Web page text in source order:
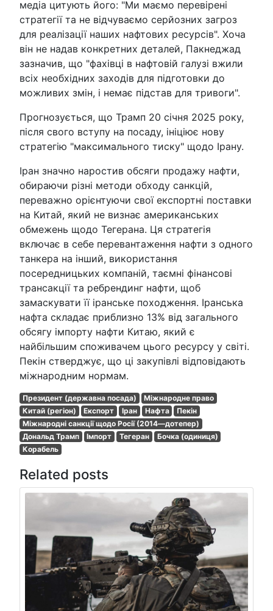
медіа цитують його: "Ми маємо перевірені
стратегії та не відчуваємо серйозних загроз
для реалізації наших нафтових ресурсів". Хоча
він не надав конкретних деталей, Пакнеджад
зазначив, що "фахівці в нафтовій галузі вжили
всіх необхідних заходів для підготовки до
можливих змін, і немає підстав для тривоги".
Прогнозується, що Трамп 20 січня 2025 року,
після свого вступу на посаду, ініціює нову
стратегію "максимального тиску" щодо Ірану.
Іран значно наростив обсяги продажу нафти,
обираючи різні методи обходу санкцій,
переважно орієнтуючи свої експортні поставки
на Китай, який не визнає американських
обмежень щодо Тегерана. Ця стратегія
включає в себе перевантаження нафти з одного
танкера на інший, використання
посередницьких компаній, таємні фінансові
трансакції та ребрендинг нафти, щоб
замаскувати її іранське походження. Іранська
нафта складає приблизно 13% від загального
обсягу імпорту нафти Китаю, який є
найбільшим споживачем цього ресурсу у світі.
Пекін стверджує, що ці закупівлі відповідають
міжнародним нормам.
Президент (державна посада)
Міжнародне право
Китай (регіон)
Експорт Іран Нафта
Пекін
Міжнародні санкції щодо Росії (2014—дотепер)
Дональд Трамп
Імпорт Тегеран
Бочка (одиниця)
Корабель
Related posts